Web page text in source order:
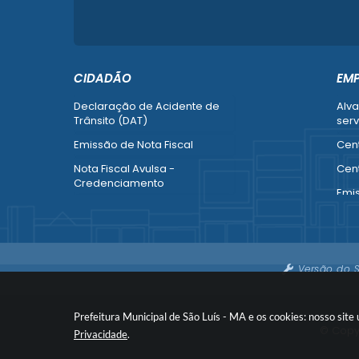
Prefeitura Municipal de São Luís - MA e os cookies: nosso
Privacidade.
CIDADÃO
Declaração de Acidente de
Trânsito (DAT)
Emissão de Nota Fiscal
Nota Fiscal Avulsa -
Credenciamento
Ver mais serviços do Cidadão
Versão do